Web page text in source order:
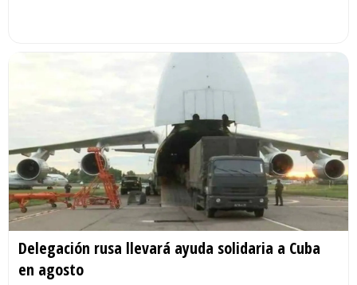
Delegación rusa llevará ayuda solidaria a Cuba
en agosto